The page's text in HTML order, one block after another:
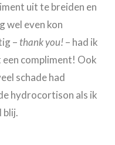
uit te breiden en
wel even kon
– thank you!– had ik
een compliment! Ook
schade had
hydrocortison als ik
blij.